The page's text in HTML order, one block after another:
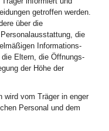
getroffen werden.
über die
die
Informations-
Eltern, die Öffnungs-
der Höhe der
wird vom Träger in enger
Personal und dem